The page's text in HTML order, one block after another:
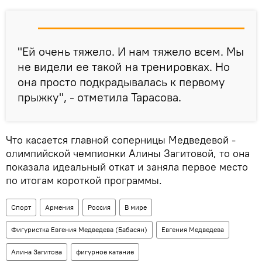
"Ей очень тяжело. И нам тяжело всем. Мы
не видели ее такой на тренировках. Но
она просто подкрадывалась к первому
прыжку", - отметила Тарасова.
Что касается главной соперницы Медведевой -
олимпийской чемпионки Алины Загитовой, то она
показала идеальный откат и заняла первое место
по итогам короткой программы.
Спорт Армения Россия В мире
Фигуристка Евгения Медведева (Бабасян) Евгения Медведева
Алина Загитова фигурное катание